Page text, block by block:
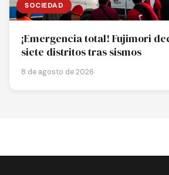
SOCIEDAD
¡Emergencia total! Fujimori
siete distritos tras sismos
8 de agosto de 2026